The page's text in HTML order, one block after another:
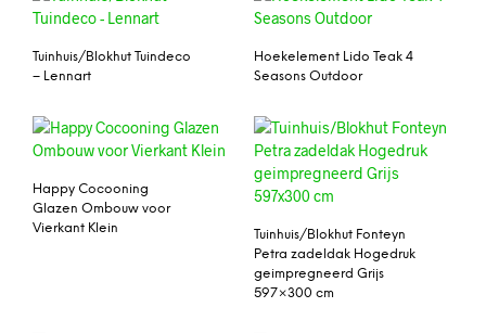
Tuinhuis/Blokhut Tuindeco
– Lennart
Hoekelement Lido Teak 4
Seasons Outdoor
Happy Cocooning
Glazen Ombouw voor
Vierkant Klein
Tuinhuis/Blokhut Fonteyn
Petra zadeldak Hogedruk
geimpregneerd Grijs
597×300 cm